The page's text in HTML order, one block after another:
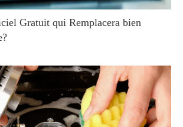
Gratuit qui Remplacera bien